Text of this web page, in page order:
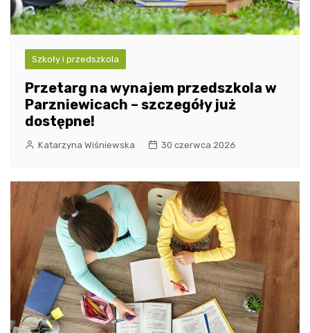
Szkoły i przedszkola
Przetarg na wynajem przedszkola w
Parzniewicach – szczegóły już
dostępne!
Katarzyna Wiśniewska 30 czerwca 2026